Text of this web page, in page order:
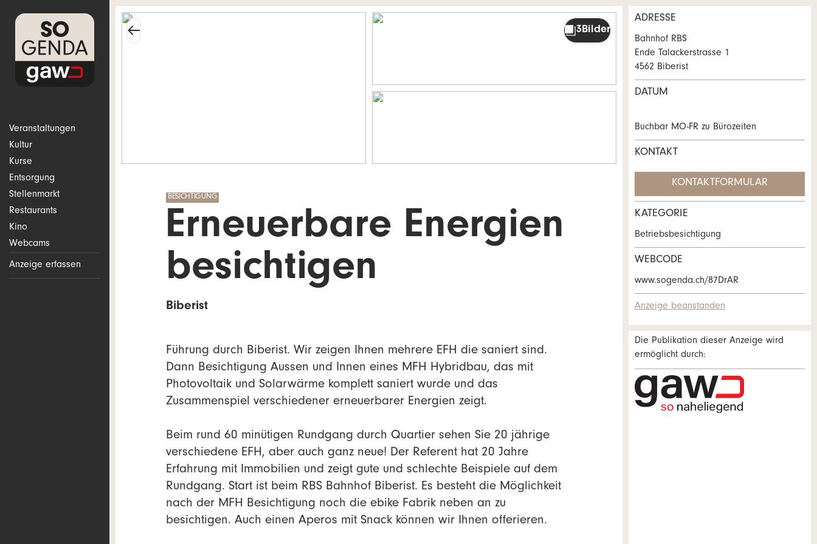
Veranstaltungen
Kultur
Kurse
Entsorgung
Stellenmarkt
Restaurants
Kino
Webcams
Anzeige erfassen
BESICHTIGUNG
Erneuerbare Energien
besichtigen
Biberist
Führung durch Biberist. Wir zeigen Ihnen mehrere EFH die saniert sind.
Dann Besichtigung Aussen und Innen eines MFH Hybridbau, das mit
Photovoltaik und Solarwärme komplett saniert wurde und das
Zusammenspiel verschiedener erneuerbarer Energien zeigt.
Beim rund 60 minütigen Rundgang durch Quartier sehen Sie 20 jährige
verschiedene EFH, aber auch ganz neue! Der Referent hat 20 Jahre
Erfahrung mit Immobilien und zeigt gute und schlechte Beispiele auf dem
Rundgang. Start ist beim RBS Bahnhof Biberist. Es besteht die Möglichkeit
nach der MFH Besichtigung noch die ebike Fabrik neben an zu
besichtigen. Auch einen Aperos mit Snack können wir Ihnen offerieren.
ADRESSE
Bahnhof RBS
Ende Talackerstrasse 1
4562 Biberist
DATUM
Buchbar MO-FR zu Bürozeiten
KONTAKT
KONTAKTFORMULAR
KATEGORIE
Betriebsbesichtigung
WEBCODE
www.sogenda.ch/87DrAR
Anzeige beanstanden
Die Publikation dieser Anzeige wird
ermöglicht durch: